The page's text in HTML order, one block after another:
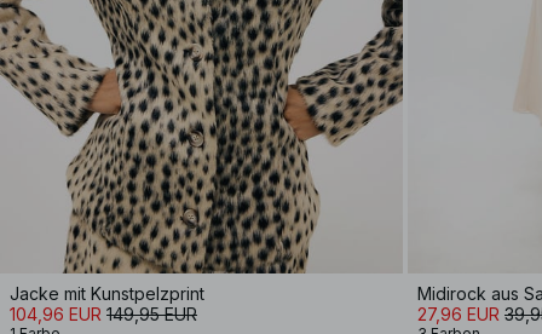
Jacke mit Kunstpelzprint
104,96 EUR 149,95 EUR
Midirock aus
27,96 EUR